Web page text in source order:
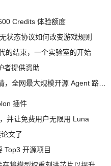
Credits 体验额度
状态协议如何改变游戏规则
的结束，一个实验室的开始
者提供资助
插件
并让免费用户无限用 Luna
文了
Top3 开源项目